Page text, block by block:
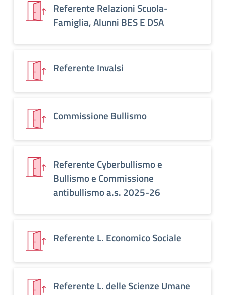
Referente Relazioni Scuola-
Famiglia, Alunni BES E DSA
Referente Invalsi
Commissione Bullismo
Referente Cyberbullismo e
Bullismo e Commissione
antibullismo a.s. 2025-26
Referente L. Economico Sociale
Referente L. delle Scienze Umane